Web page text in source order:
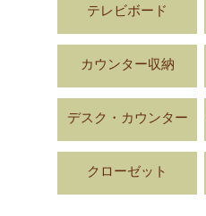
テレビボード
カウンター収納
デスク・カウンター
クローゼット